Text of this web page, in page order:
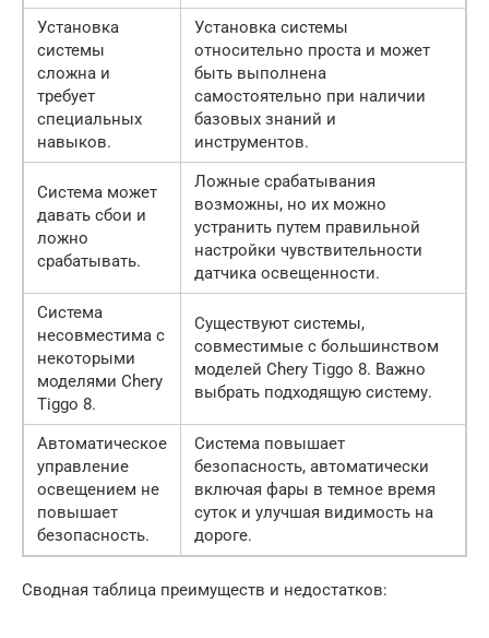
Установка
системы
сложна и
требует
специальных
навыков.
Установка системы
относительно проста и может
быть выполнена
самостоятельно при наличии
базовых знаний и
инструментов.
Система может
давать сбои и
ложно
срабатывать.
Ложные срабатывания
возможны, но их можно
устранить путем правильной
настройки чувствительности
датчика освещенности.
Система
несовместима с
некоторыми
моделями Chery
Tiggo 8.
Существуют системы,
совместимые с большинством
моделей Chery Tiggo 8. Важно
выбрать подходящую систему.
Автоматическое
управление
освещением не
повышает
безопасность.
Система повышает
безопасность, автоматически
включая фары в темное время
суток и улучшая видимость на
дороге.
Сводная таблица преимуществ и недостатков: